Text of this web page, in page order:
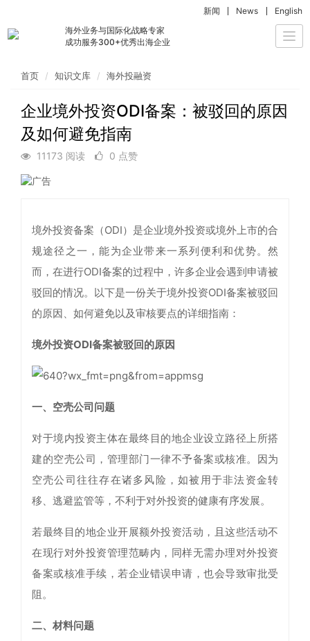
海外业务与国际化战略专家
成功服务300+优秀出海企业
新闻 News English
首页 知识文库 海外投融资
企业境外投资ODI备案：被驳回的原因
及如何避免指南
11173 阅读 0 点赞
境外投资备案（ODI）是企业境外投资或境外上市的合
规途径之一，能为企业带来一系列便利和优势。然
而，在进行ODI备案的过程中，许多企业会遇到申请被
驳回的情况。以下是一份关于境外投资ODI备案被驳回
的原因、如何避免以及审核要点的详细指南：
境外投资ODI备案被驳回的原因
一、 空壳公司问题
对于境内投资主体在最终目的地企业设立路径上所搭
建的空壳公司，管理部门一律不予备案或核准。因为
空壳公司往往存在诸多风险，如被用于非法资金转
移、逃避监管等，不利于对外投资的健康有序发展。
若最终目的地企业开展额外投资活动，且这些活动不
在现行对外投资管理范畴内，同样无需办理对外投资
备案或核准手续，若企业错误申请，也会导致审批受
阻。
二、 材料问题